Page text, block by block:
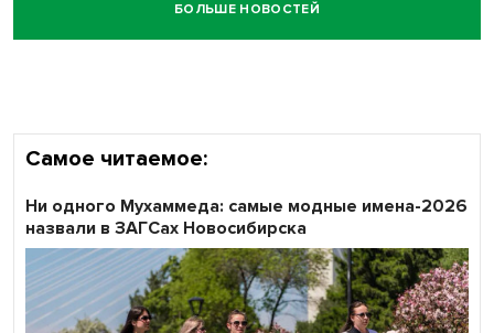
БОЛЬШЕ НОВОСТЕЙ
Самое читаемое:
Ни одного Мухаммеда: самые модные имена-2026
назвали в ЗАГСах Новосибирска